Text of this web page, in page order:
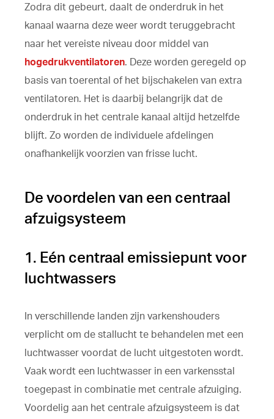
Zodra dit gebeurt, daalt de onderdruk in het
kanaal waarna deze weer wordt teruggebracht
naar het vereiste niveau door middel van
hogedrukventilatoren. Deze worden geregeld op
basis van toerental of het bijschakelen van extra
ventilatoren. Het is daarbij belangrijk dat de
onderdruk in het centrale kanaal altijd hetzelfde
blijft. Zo worden de individuele afdelingen
onafhankelijk voorzien van frisse lucht.
De voordelen van een centraal
afzuigsysteem
1. Eén centraal emissiepunt voor
luchtwassers
In verschillende landen zijn varkenshouders
verplicht om de stallucht te behandelen met een
luchtwasser voordat de lucht uitgestoten wordt.
Vaak wordt een luchtwasser in een varkensstal
toegepast in combinatie met centrale afzuiging.
Voordelig aan het centrale afzuigsysteem is dat